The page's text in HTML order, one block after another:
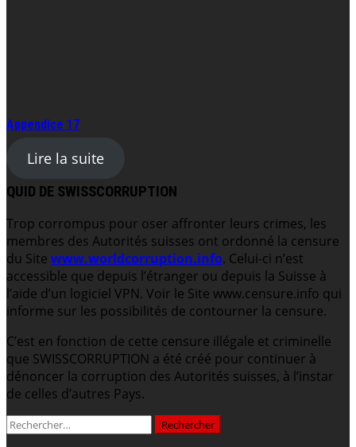
Appendice 17
Lire la suite
QUID DE SWISSCORRUPTION
Trop corrompus pour oser affronter leurs crimes, les
membres des Autorités suisses ont ordonné la censure
du Site www.worldcorruption.info. Celui-ci n’est
accessible que depuis l’étranger ou depuis la Suisse à
l’aide d’un logiciel VPN. Voir le Site www.censure.info qui
informe sur les possibilités de contourner la censure.
C’est en fonction de cette censure illégale et criminelle
que SWISSCORRUPTION a été créé pour continuer à
dénoncer la corruption des Autorités suisses, à l’instar
de celles d’autres Pays.
Rechercher :